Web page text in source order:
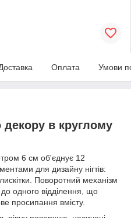
Оплата Умови
декору в круглому
6 см об'єднує 12
для дизайну нігтів:
Поворотний механізм
до одного відділення, що
просипання вмісту.